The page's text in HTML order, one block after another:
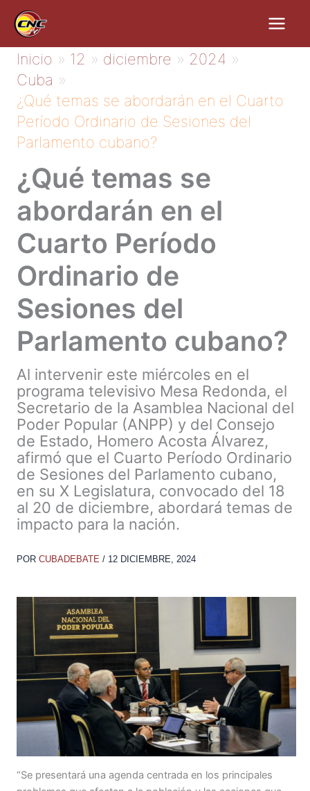
contenido
Inicio 12 diciembre
2024
Cuba
¿Qué temas se abordarán en el Cuarto
Período Ordinario de Sesiones del
Parlamento cubano?
¿Qué temas se
abordarán en el
Cuarto Período
Ordinario de
Sesiones del
Parlamento cubano?
Al intervenir este miércoles en el
programa televisivo Mesa Redonda, el
Secretario de la Asamblea Nacional del
Poder Popular (ANPP) y del Consejo
de Estado, Homero Acosta Álvarez,
afirmó que el Cuarto Período Ordinario
de Sesiones del Parlamento cubano,
en su X Legislatura, convocado del 18
al 20 de diciembre, abordará temas de
impacto para la nación.
POR CUBADEBATE / 12 DICIEMBRE, 2024
“Se presentará una agenda centrada en los principales